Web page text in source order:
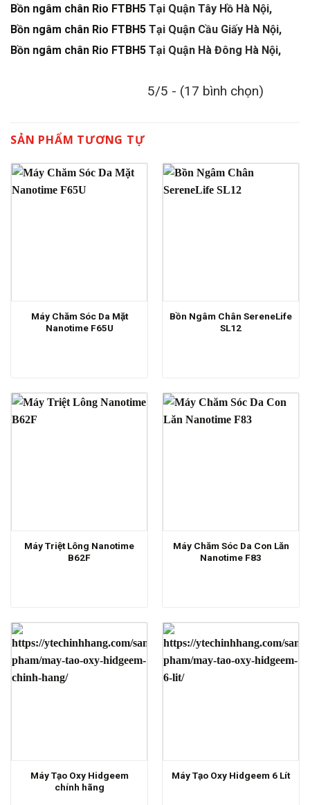
Bồn ngâm chân Rio FTBH5 Tại Quận Tây Hồ Hà Nội,
Bồn ngâm chân Rio FTBH5 Tại Quận Cầu Giấy Hà Nội,
Bồn ngâm chân Rio FTBH5 Tại Quận Hà Đông Hà Nội,
5/5 - (17 bình chọn)
SẢN PHẨM TƯƠNG TỰ
Máy Chăm Sóc Da Mặt
Nanotime F65U
Bồn Ngâm Chân SereneLife
SL12
Máy Triệt Lông Nanotime
B62F
Máy Chăm Sóc Da Con Lăn
Nanotime F83
Máy Tạo Oxy Hidgeem
chính hãng
Máy Tạo Oxy Hidgeem 6 Lít